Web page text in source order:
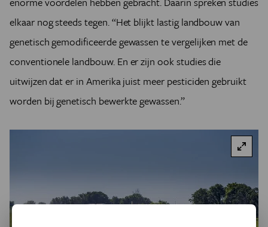
elkaar nog steeds tegen. “Het blijkt lastig landbouw van
genetisch gemodificeerde gewassen te vergelijken met de
conventionele landbouw. En er zijn ook studies die
uitwijzen dat er in Amerika juist meer pesticiden gebruikt
worden bij genetisch bewerkte gewassen.”